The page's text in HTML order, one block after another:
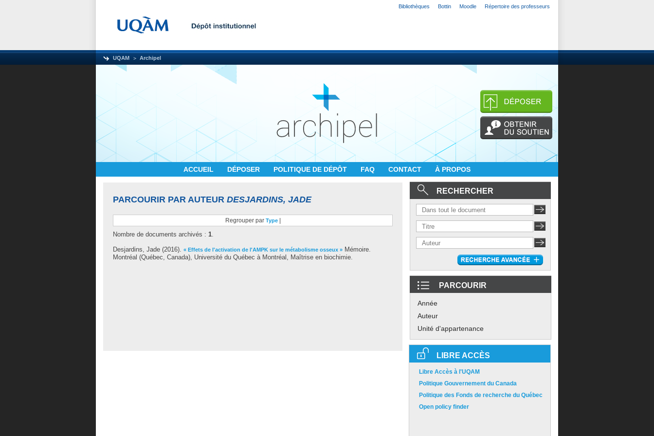
Bibliothèques Bottin Moodle Répertoire des professeurs
UQAM Archipel
ACCUEIL DÉPOSER POLITIQUE DE DÉPÔT FAQ CONTACT À PROPOS
PARCOURIR PAR AUTEUR DESJARDINS, JADE
Regrouper par Type
Nombre de documents archivés : 1.
Desjardins, Jade (2016). « Effets de l'activation de l'AMPK sur le métabolisme osseux » Mémoire.
Montréal (Québec, Canada), Université du Québec à Montréal, Maîtrise en biochimie.
RECHERCHER
PARCOURIR
Année
Auteur
Unité d'appartenance
LIBRE ACCÈS
Libre Accès à l'UQAM
Politique Gouvernement du Canada
Politique des Fonds de recherche du Québec
Open policy finder